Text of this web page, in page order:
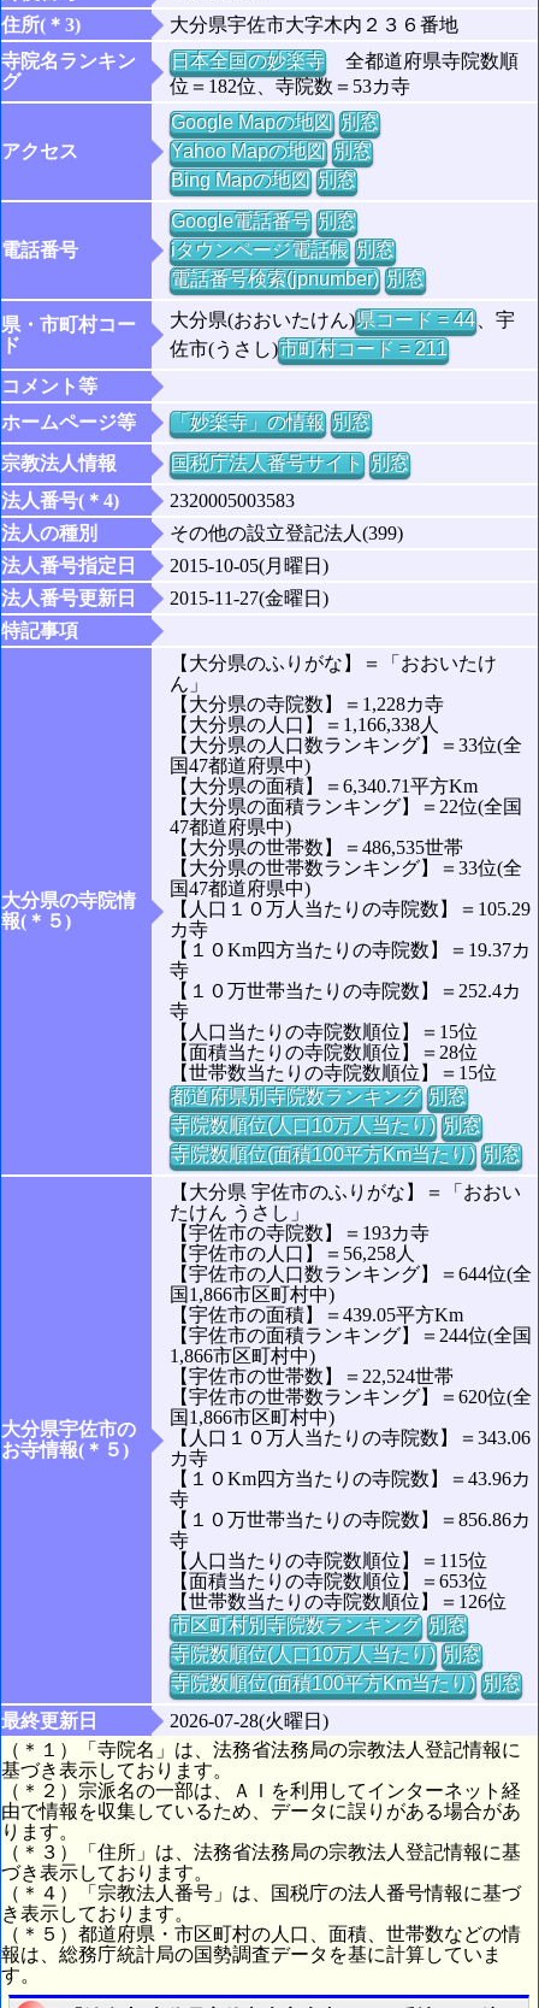
住所(＊3)
大分県宇佐市大字木内２３６番地
寺院名ランキン
グ
日本全国の妙楽寺全都道府県寺院数順
位＝182位、寺院数＝53カ寺
アクセス
Google Mapの地図 別窓
Yahoo Mapの地図 別窓
Bing Mapの地図 別窓
電話番号
Google電話番号 別窓
iタウンページ電話帳 別窓
電話番号検索(jpnumber) 別窓
県・市町村コー
ド
大分県(おおいたけん)県コード = 44、宇
佐市(うさし)市町村コード = 211
コメント等
ホームページ等
「妙楽寺」の情報 別窓
宗教法人情報
国税庁法人番号サイト 別窓
法人番号(＊4)
2320005003583
法人の種別
その他の設立登記法人(399)
法人番号指定日
2015-10-05(月曜日)
法人番号更新日
2015-11-27(金曜日)
特記事項
大分県の寺院情
報(＊５)
【大分県のふりがな】＝「おおいたけ
ん」
【大分県の寺院数】＝1,228カ寺
【大分県の人口】＝1,166,338人
【大分県の人口数ランキング】＝33位(全
国47都道府県中)
【大分県の面積】＝6,340.71平方Km
【大分県の面積ランキング】＝22位(全国
47都道府県中)
【大分県の世帯数】＝486,535世帯
【大分県の世帯数ランキング】＝33位(全
国47都道府県中)
【人口１０万人当たりの寺院数】＝105.29
カ寺
【１０Km四方当たりの寺院数】＝19.37カ
寺
【１０万世帯当たりの寺院数】＝252.4カ
寺
【人口当たりの寺院数順位】＝15位
【面積当たりの寺院数順位】＝28位
【世帯数当たりの寺院数順位】＝15位
都道府県別寺院数ランキング 別窓
寺院数順位(人口10万人当たり) 別窓
寺院数順位(面積100平方Km当たり) 別窓
大分県宇佐市の
お寺情報(＊５)
【大分県 宇佐市のふりがな】＝「おおい
たけん うさし」
【宇佐市の寺院数】＝193カ寺
【宇佐市の人口】＝56,258人
【宇佐市の人口数ランキング】＝644位(全
国1,866市区町村中)
【宇佐市の面積】＝439.05平方Km
【宇佐市の面積ランキング】＝244位(全国
1,866市区町村中)
【宇佐市の世帯数】＝22,524世帯
【宇佐市の世帯数ランキング】＝620位(全
国1,866市区町村中)
【人口１０万人当たりの寺院数】＝343.06
カ寺
【１０Km四方当たりの寺院数】＝43.96カ
寺
【１０万世帯当たりの寺院数】＝856.86カ
寺
【人口当たりの寺院数順位】＝115位
【面積当たりの寺院数順位】＝653位
【世帯数当たりの寺院数順位】＝126位
市区町村別寺院数ランキング 別窓
寺院数順位(人口10万人当たり) 別窓
寺院数順位(面積100平方Km当たり) 別窓
最終更新日
2026-07-28(火曜日)
（＊１）「寺院名」は、法務省法務局の宗教法人登記情報に
基づき表示しております。
（＊２）宗派名の一部は、ＡＩを利用してインターネット経
由で情報を収集しているため、データに誤りがある場合があ
ります。
（＊３）「住所」は、法務省法務局の宗教法人登記情報に基
づき表示しております。
（＊４）「宗教法人番号」は、国税庁の法人番号情報に基づ
き表示しております。
（＊５）都道府県・市区町村の人口、面積、世帯数などの情
報は、総務庁統計局の国勢調査データを基に計算していま
す。